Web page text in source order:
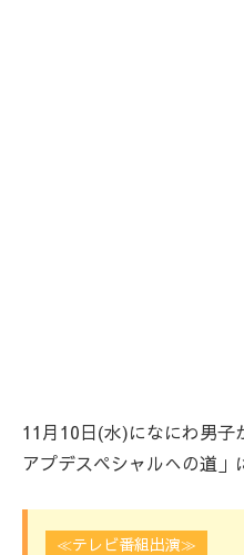
11月10日(水)になにわ男子
アプデスペシャルへの道」
≪テレビ番組出演≫